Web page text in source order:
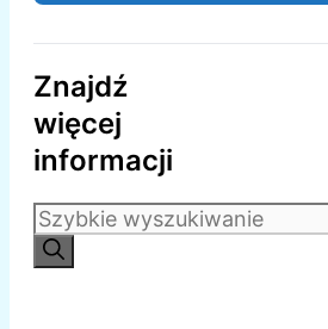
Znajdź
więcej
informacji
Szukaj: